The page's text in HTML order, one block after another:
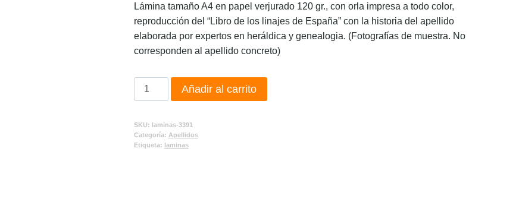
Lámina tamaño A4 en papel verjurado 120 gr., con orla impresa a todo color,
reproducción del “Libro de los linajes de España” con la historia del apellido
elaborada por expertos en heráldica y genealogia. (Fotografías de muestra. No
corresponden al apellido concreto)
Añadir al carrito
SKU: laminas-3391
Categoría: Apellidos
Etiqueta: laminas